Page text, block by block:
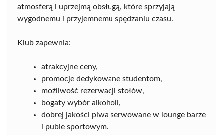
atmosferą i uprzejmą obsługą, które sprzyjają
wygodnemu i przyjemnemu spędzaniu czasu.
Klub zapewnia:
atrakcyjne ceny,
promocje dedykowane studentom,
możliwość rezerwacji stołów,
bogaty wybór alkoholi,
dobrej jakości piwa serwowane w lounge barze
i pubie sportowym.